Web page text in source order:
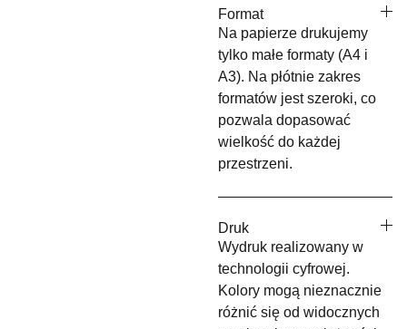
Format
Na papierze drukujemy
tylko małe formaty (A4 i
A3). Na płótnie zakres
formatów jest szeroki, co
pozwala dopasować
wielkość do każdej
przestrzeni.
Druk
Wydruk realizowany w
technologii cyfrowej.
Kolory mogą nieznacznie
różnić się od widocznych